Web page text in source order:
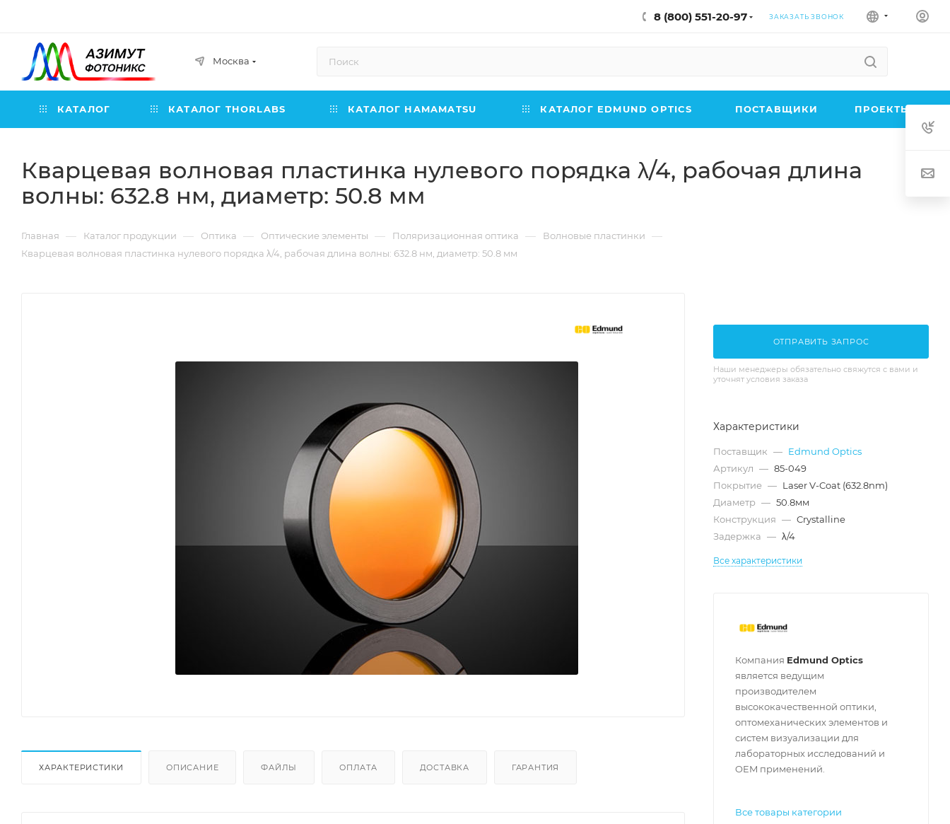
8 (800) 551-20-97 ЗАКАЗАТЬ ЗВОНОК
Москва
КАТАЛОГ КАТАЛОГ THORLABS КАТАЛОГ HAMAMATSU КАТАЛОГ EDMUND OPTICS ПОСТАВЩИКИ ПРОЕКТЫ
Кварцевая волновая пластинка нулевого порядка λ/4, рабочая длина
волны: 632.8 нм, диаметр: 50.8 мм
Главная — Каталог продукции — Оптика — Оптические элементы — Поляризационная оптика — Волновые пластинки —
Кварцевая волновая пластинка нулевого порядка λ/4, рабочая длина волны: 632.8 нм, диаметр: 50.8 мм
ХАРАКТЕРИСТИКИ ОПИСАНИЕ ФАЙЛЫ ОПЛАТА ДОСТАВКА ГАРАНТИЯ
ОТПРАВИТЬ ЗАПРОС
Наши менеджеры обязательно свяжутся с вами и
уточнят условия заказа
Характеристики
Поставщик — Edmund Optics
Артикул — 85-049
Покрытие — Laser V-Coat (632.8nm)
Диаметр — 50.8мм
Конструкция — Crystalline
Задержка — λ/4
Все характеристики
Компания Edmund Optics
является ведущим
производителем
высококачественной оптики,
оптомеханических элементов и
систем визуализации для
лабораторных исследований и
OEM применений.
Все товары категории